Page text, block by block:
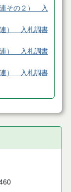
その２） 入
連） 入札調書
連） 入札調書
連） 入札調書